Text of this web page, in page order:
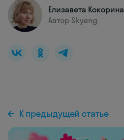
Елизавета Кокорина
Автор Skyeng
К предыдущей статье